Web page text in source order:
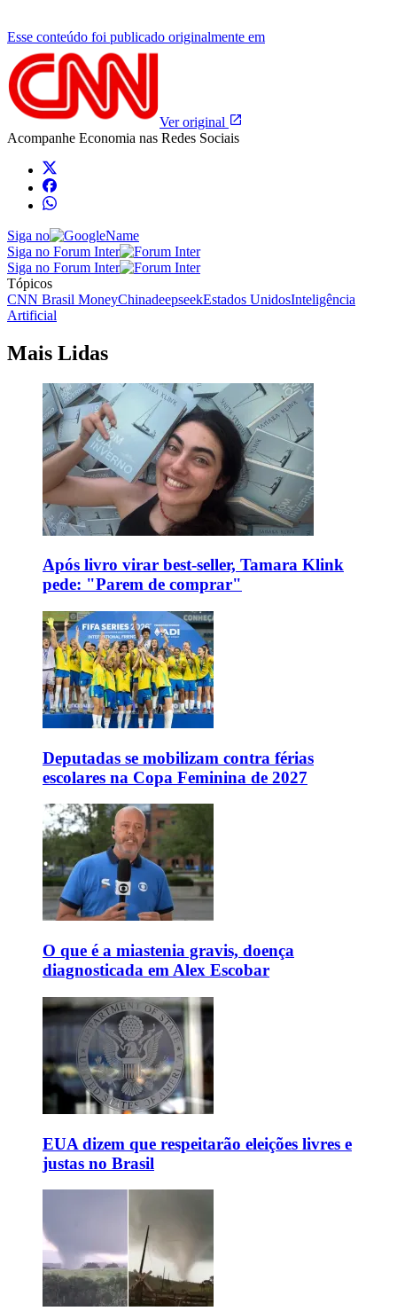
Esse conteúdo foi publicado originalmente em
Ver original
Acompanhe Economia nas Redes Sociais
Siga no
Siga no Forum Inter
Siga no Forum Inter
Tópicos
CNN Brasil MoneyChinadeepseekEstados UnidosInteligência
Artificial
Mais Lidas
Após livro virar best-seller, Tamara Klink
pede: "Parem de comprar"
Deputadas se mobilizam contra férias
escolares na Copa Feminina de 2027
O que é a miastenia gravis, doença
diagnosticada em Alex Escobar
EUA dizem que respeitarão eleições livres e
justas no Brasil